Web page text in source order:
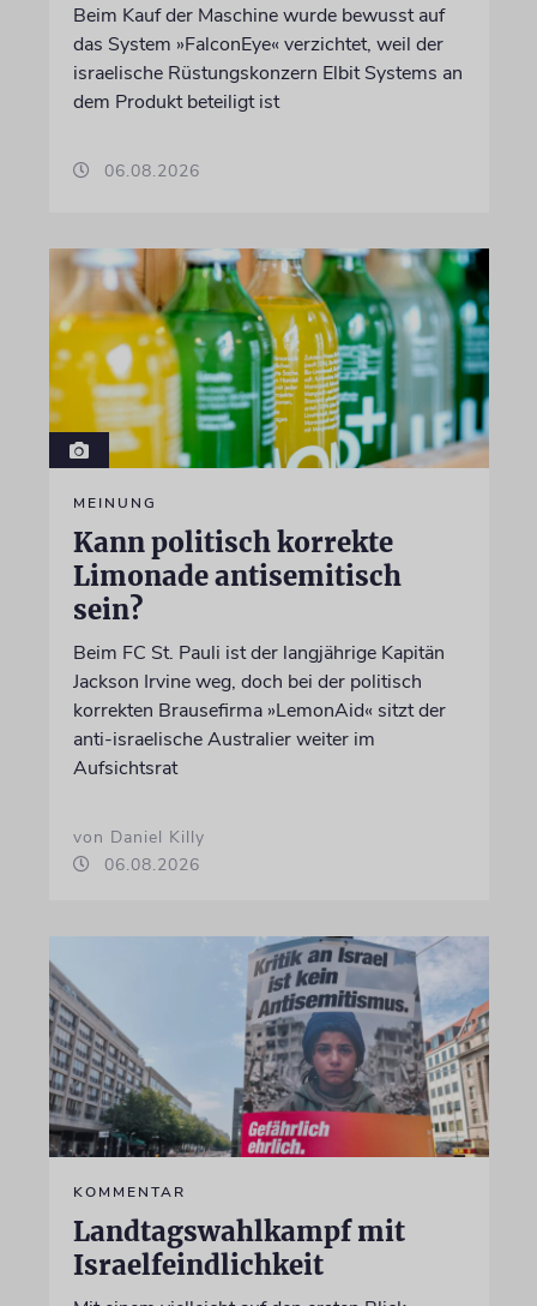
Beim Kauf der Maschine wurde bewusst auf
das System »FalconEye« verzichtet, weil der
israelische Rüstungskonzern Elbit Systems an
dem Produkt beteiligt ist
06.08.2026
MEINUNG
Kann politisch korrekte
Limonade antisemitisch
sein?
Beim FC St. Pauli ist der langjährige Kapitän
Jackson Irvine weg, doch bei der politisch
korrekten Brausefirma »LemonAid« sitzt der
anti-israelische Australier weiter im
Aufsichtsrat
von Daniel Killy
06.08.2026
KOMMENTAR
Landtagswahlkampf mit
Israelfeindlichkeit